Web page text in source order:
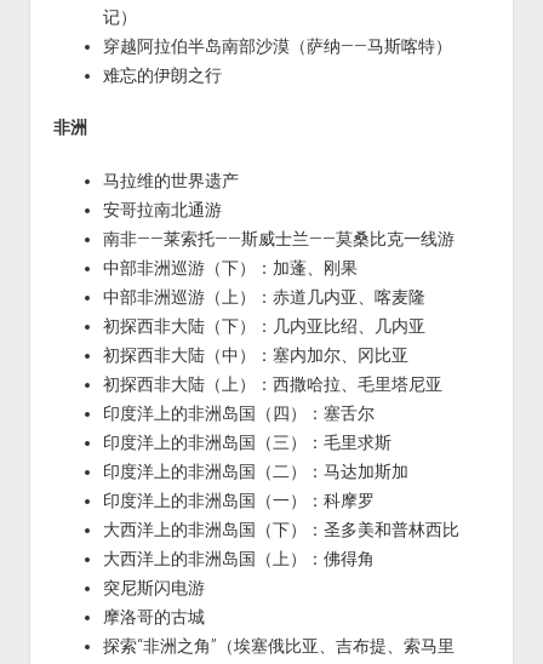
记）
穿越阿拉伯半岛南部沙漠（萨纳——马斯喀特）
难忘的伊朗之行
非洲
马拉维的世界遗产
安哥拉南北通游
南非——莱索托——斯威士兰——莫桑比克一线游
中部非洲巡游（下）：加蓬、刚果
中部非洲巡游（上）：赤道几内亚、喀麦隆
初探西非大陆（下）：几内亚比绍、几内亚
初探西非大陆（中）：塞内加尔、冈比亚
初探西非大陆（上）：西撒哈拉、毛里塔尼亚
印度洋上的非洲岛国（四）：塞舌尔
印度洋上的非洲岛国（三）：毛里求斯
印度洋上的非洲岛国（二）：马达加斯加
印度洋上的非洲岛国（一）：科摩罗
大西洋上的非洲岛国（下）：圣多美和普林西比
大西洋上的非洲岛国（上）：佛得角
突尼斯闪电游
摩洛哥的古城
探索“非洲之角”（埃塞俄比亚、吉布提、索马里